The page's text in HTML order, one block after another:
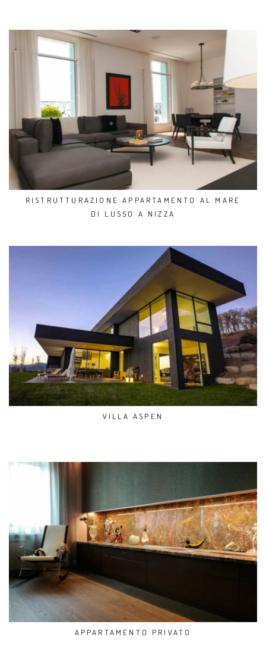
RISTRUTTURAZIONE APPARTAMENTO AL MARE
DI LUSSO A NIZZA
VILLA ASPEN
APPARTAMENTO PRIVATO